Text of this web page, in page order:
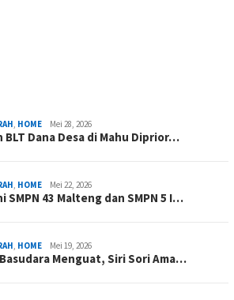
, HOME Mei 28, 2026
BLT Dana Desa di Mahu Diprior…
, HOME Mei 22, 2026
SMPN 43 Malteng dan SMPN 5 I…
, HOME Mei 19, 2026
Menguat, Siri Sori Ama…